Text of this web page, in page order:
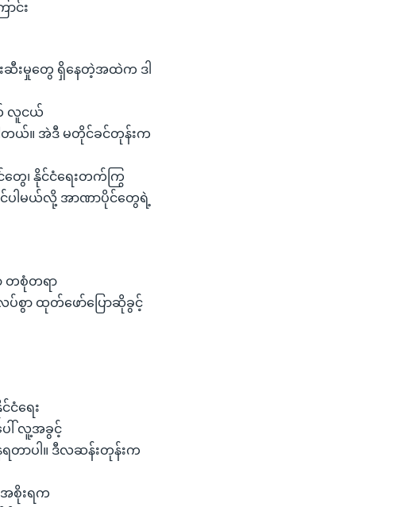
င်း
မှုတွေ ရှိနေတဲ့အထဲက ဒါ
က် လူငယ်
တယ်။ အဲဒီ မတိုင်ခင်တုန်းက
ေ၊ နိုင်ငံရေးတက်ကြွ
ပါမယ်လို့ အာဏာပိုင်တွေရဲ့
တစုံတရာ
စွာ ထုတ်ဖော်ပြောဆိုခွင့်
ရေး
ါ် လူ့အခွင့်
တာပါ။ ဒီလဆန်းတုန်းက
အစိုးရက